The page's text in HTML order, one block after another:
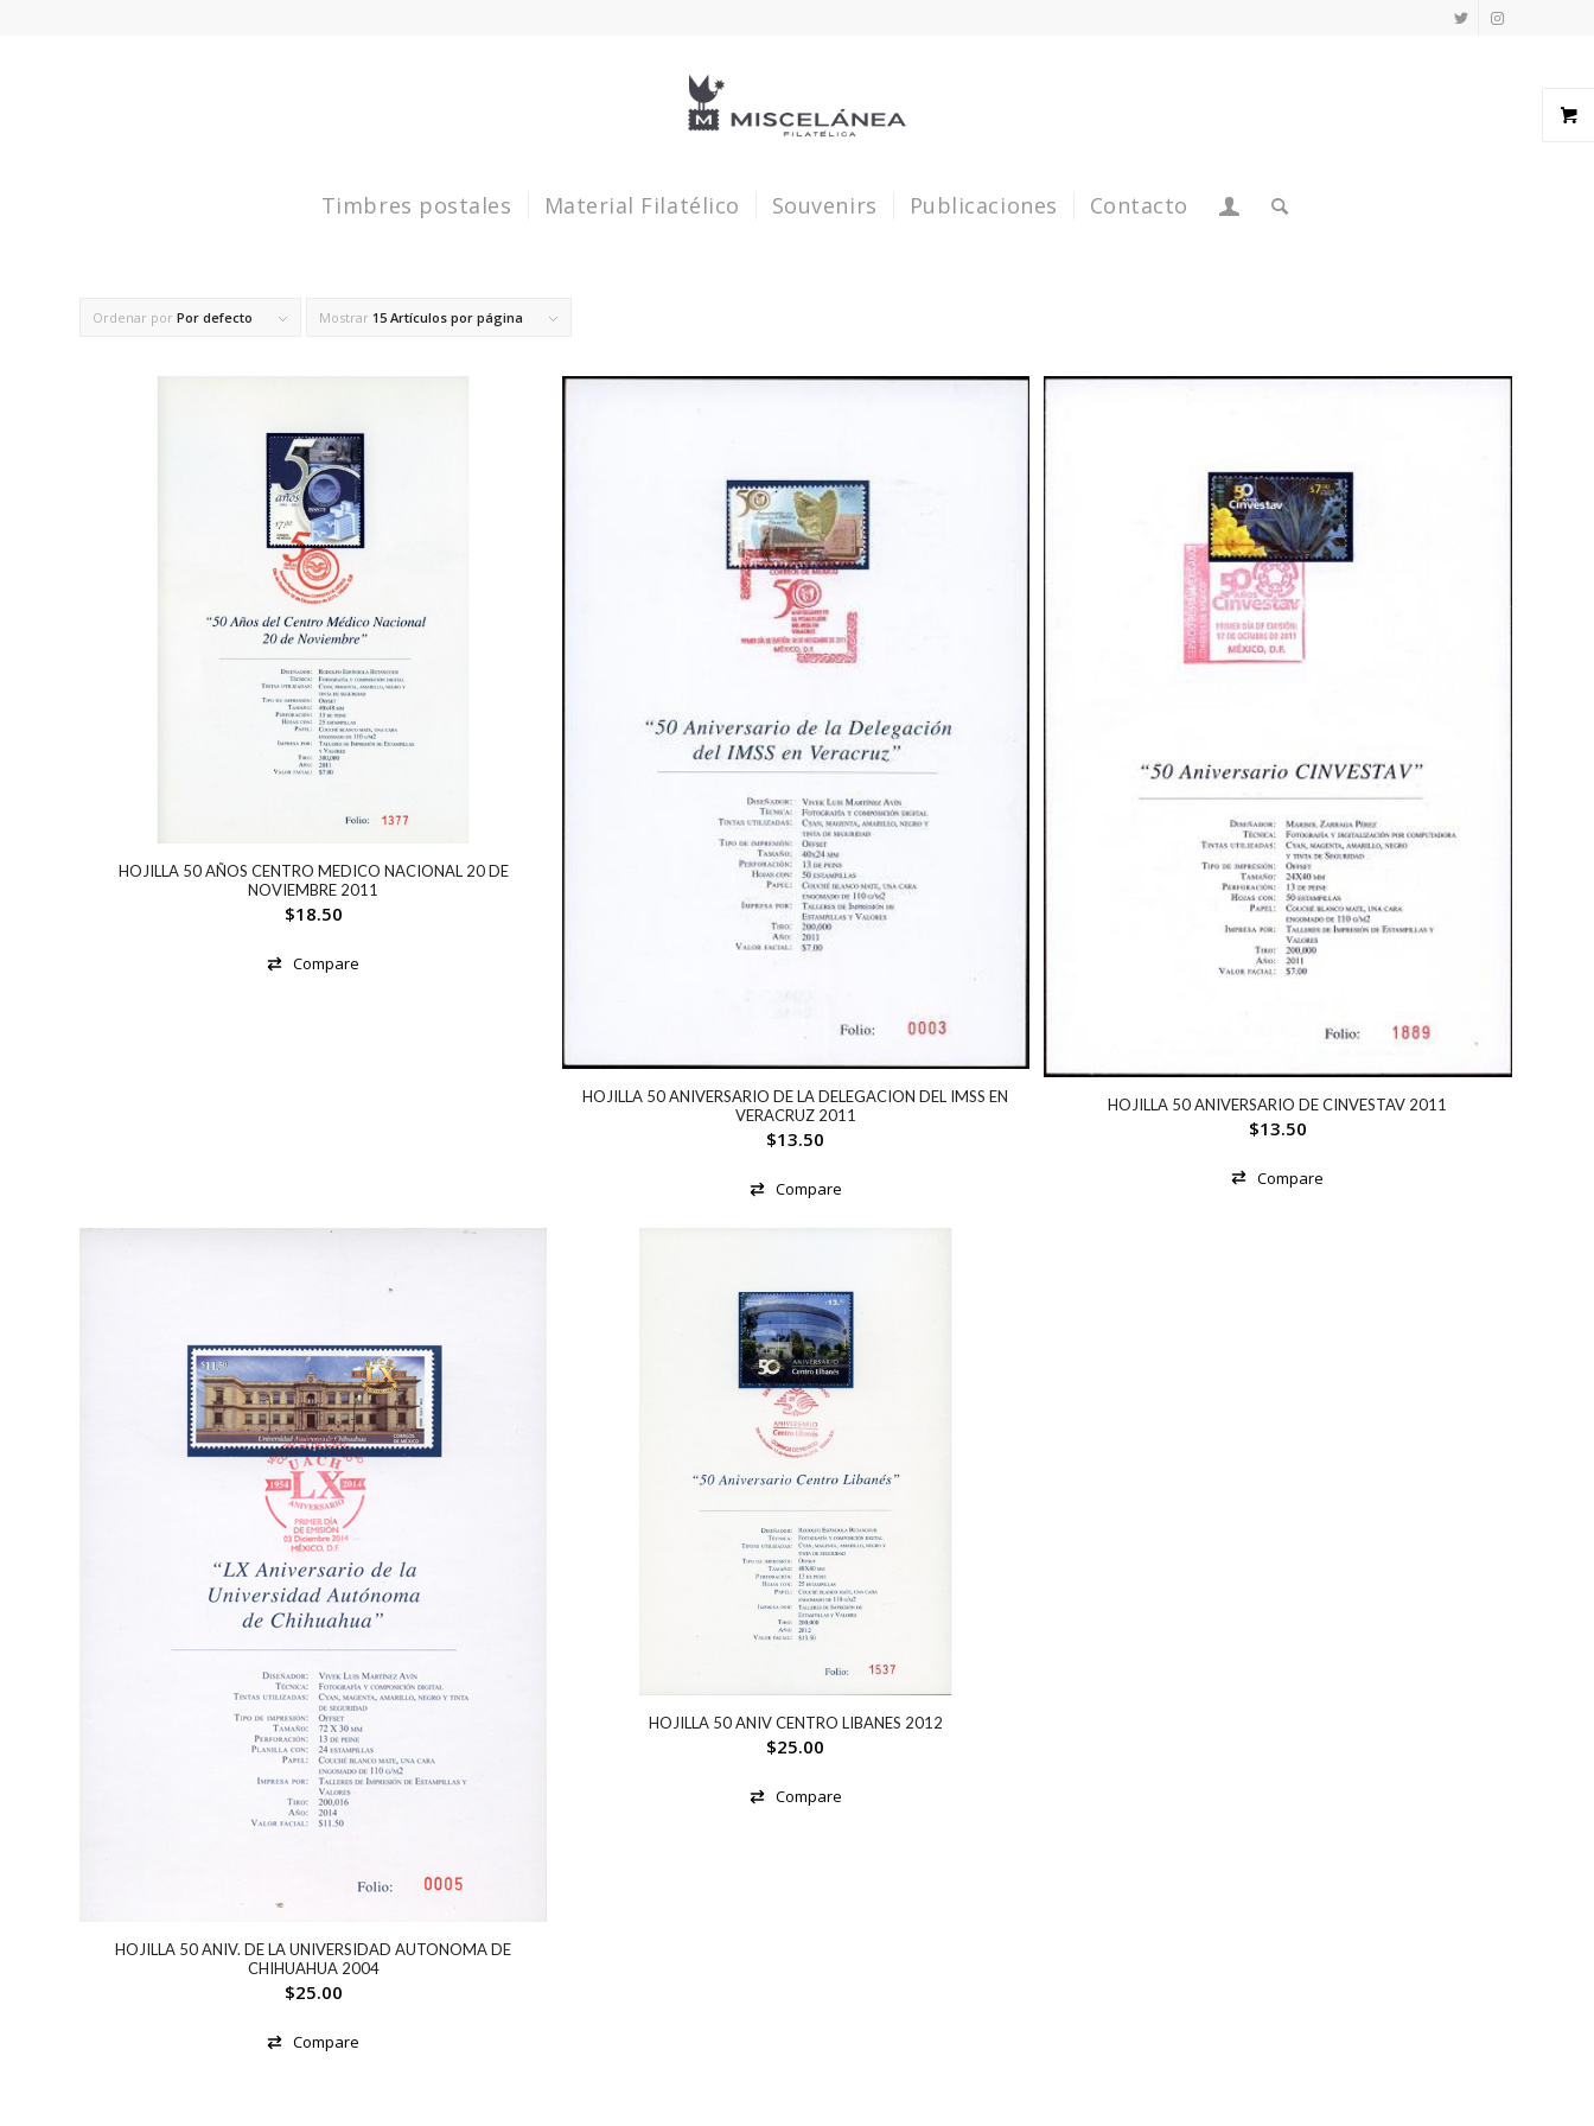
Timbres postales Material Filatélico Souvenirs Publicaciones Contacto
Ordenar por Por defecto Mostrar 15 Artículos por página
HOJILLA 50 AÑOS CENTRO MEDICO NACIONAL 20 DE
NOVIEMBRE 2011
$18.50
Compare
HOJILLA 50 ANIVERSARIO DE LA DELEGACION DEL IMSS EN
VERACRUZ 2011
$13.50
Compare
HOJILLA 50 ANIVERSARIO DE CINVESTAV 2011
$13.50
Compare
HOJILLA 50 ANIV. DE LA UNIVERSIDAD AUTONOMA DE
CHIHUAHUA 2004
$25.00
Compare
HOJILLA 50 ANIV CENTRO LIBANES 2012
$25.00
Compare